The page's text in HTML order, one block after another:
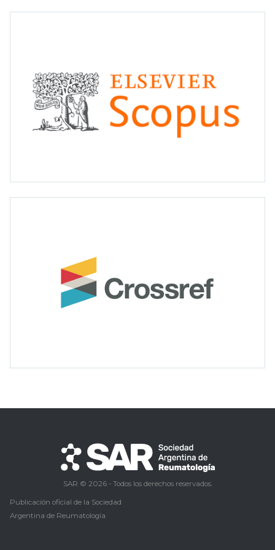
Publicación oficial de la Sociedad
Argentina de Reumatología
SAR © 2026 - Todos los derechos reservados.